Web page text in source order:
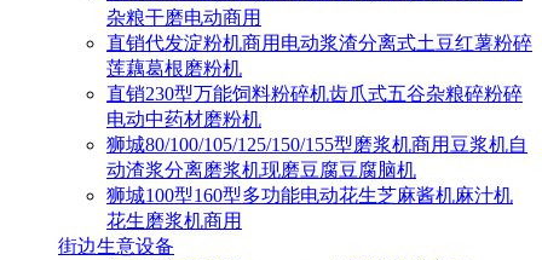
杂粮干磨电动商用
直销代发淀粉机商用电动浆渣分离式土豆红薯粉碎
莲藕葛根磨粉机
直销230型万能饲料粉碎机齿爪式五谷杂粮碎粉碎
电动中药材磨粉机
狮城80/100/105/125/150/155型磨浆机商用豆浆机自
动渣浆分离磨浆机现磨豆腐豆腐脑机
狮城100型160型多功能电动花生芝麻酱机麻汁机
花生磨浆机商用
街边生意设备